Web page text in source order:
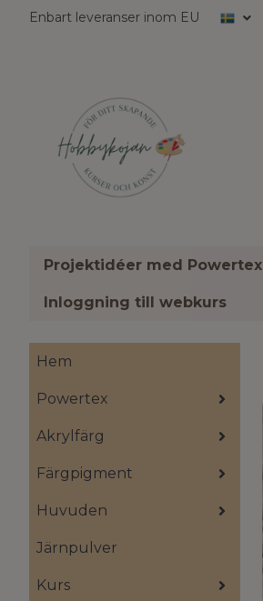
Enbart leveranser inom EU
Projektidéer med Powertex
Inloggning till webkurs
Hem
Powertex
Akrylfärg
Färgpigment
Huvuden
Järnpulver
Kurs